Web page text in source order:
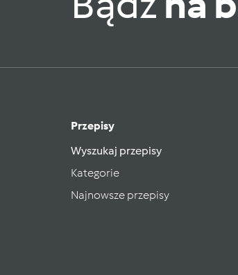
Przepisy
Wyszukaj przepisy
Kategorie
Najnowsze przepisy